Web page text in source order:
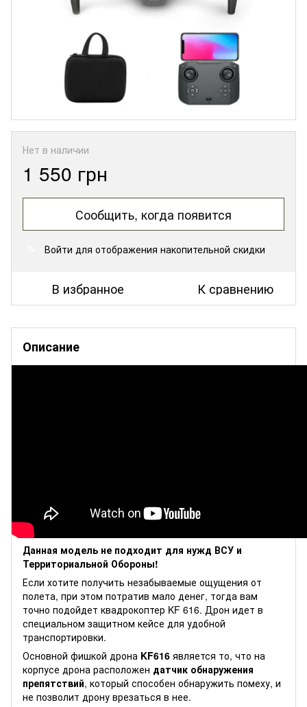
Нет в наличии
1 550 грн
Сообщить, когда появится
Войти для отображения накопительной скидки
В избранное К сравнению
Описание
Данная модель не подходит для нужд ВСУ и
Территориальной Обороны!
Если хотите получить незабываемые ощущения от
полета, при этом потратив мало денег, тогда вам
точно подойдет квадрокоптер KF 616. Дрон идет в
специальном защитном кейсе для удобной
транспортировки.
Основной фишкой дрона KF616 является то, что на
корпусе дрона расположен датчик обнаружения
препятствий, который способен обнаружить помеху, и
не позволит дрону врезаться в нее.